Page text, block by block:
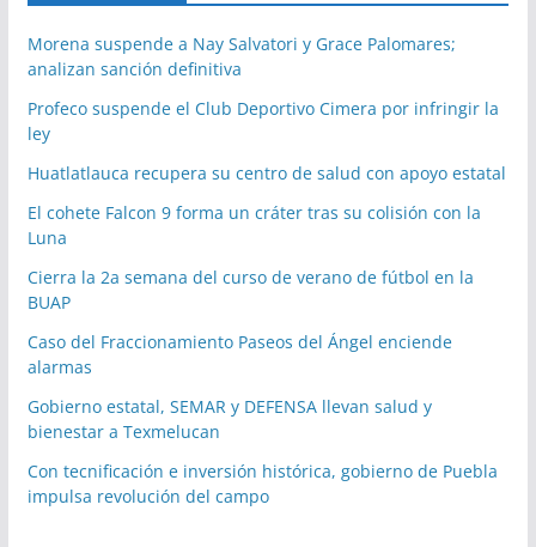
Morena suspende a Nay Salvatori y Grace Palomares;
analizan sanción definitiva
Profeco suspende el Club Deportivo Cimera por infringir la
ley
Huatlatlauca recupera su centro de salud con apoyo estatal
El cohete Falcon 9 forma un cráter tras su colisión con la
Luna
Cierra la 2a semana del curso de verano de fútbol en la
BUAP
Caso del Fraccionamiento Paseos del Ángel enciende
alarmas
Gobierno estatal, SEMAR y DEFENSA llevan salud y
bienestar a Texmelucan
Con tecnificación e inversión histórica, gobierno de Puebla
impulsa revolución del campo